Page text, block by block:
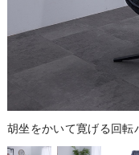
胡坐をかいて寛げる回転